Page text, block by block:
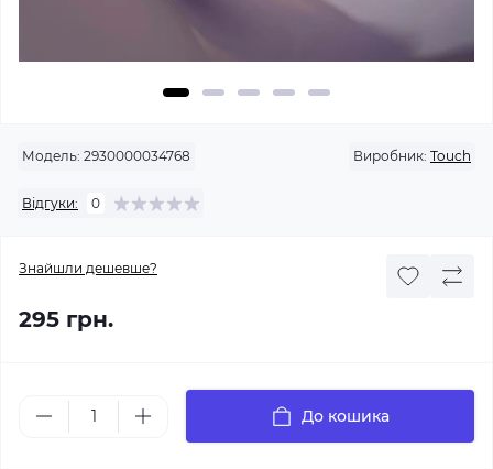
Модель: 2930000034768 Виробник: Touch
Відгуки: 0
Знайшли дешевше?
295 грн.
До кошика